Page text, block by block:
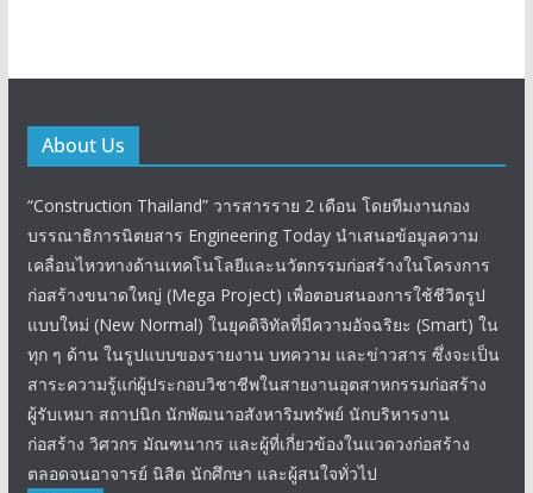
About Us
“Construction Thailand” วารสารราย 2 เดือน โดยทีมงานกอง
บรรณาธิการนิตยสาร Engineering Today นำเสนอข้อมูลความ
เคลื่อนไหวทางด้านเทคโนโลยีและนวัตกรรมก่อสร้างในโครงการ
ก่อสร้างขนาดใหญ่ (Mega Project) เพื่อตอบสนองการใช้ชีวิตรูป
แบบใหม่ (New Normal) ในยุคดิจิทัลที่มีความอัจฉริยะ (Smart) ใน
ทุก ๆ ด้าน ในรูปแบบของรายงาน บทความ และข่าวสาร ซึ่งจะเป็น
สาระความรู้แก่ผู้ประกอบวิชาชีพในสายงานอุตสาหกรรมก่อสร้าง
ผู้รับเหมา สถาปนิก นักพัฒนาอสังหาริมทรัพย์ นักบริหารงาน
ก่อสร้าง วิศวกร มัณฑนากร และผู้ที่เกี่ยวข้องในแวดวงก่อสร้าง
ตลอดจนอาจารย์ นิสิต นักศึกษา และผู้สนใจทั่วไป